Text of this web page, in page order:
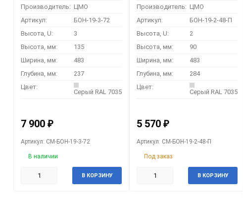
Производитель: ЦМО
Артикул:
БОН-19-3-72
Высота, U:
3
Высота, мм:
135
Ширина, мм:
483
Глубина, мм:
237
Цвет:
Серый RAL 7035
7 900 ₽
Артикул: CM-БОН-19-3-72
В наличии
В КОРЗИНУ
Производитель: ЦМО
Артикул:
БОН-19-2-48-П
Высота, U:
2
Высота, мм:
90
Ширина, мм:
483
Глубина, мм:
284
Цвет:
Серый RAL 7035
5 570 ₽
Артикул: CM-БОН-19-2-48-П
Под заказ
В КОРЗИНУ